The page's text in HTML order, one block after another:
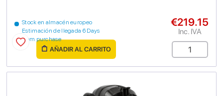
Stock en almacén europeo
Estimación de llegada 6 Days
from purchase
€219.15
Inc. IVA
AÑADIR AL CARRITO